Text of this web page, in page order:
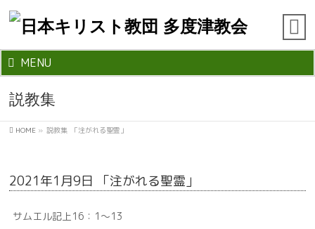
MENU
説教集
HOME » 説教集 「注がれる聖霊」
2021年1月9日 「注がれる聖霊」
サムエル記上16：1～13